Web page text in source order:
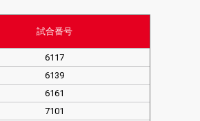
試合番号
6117
6139
6161
7101